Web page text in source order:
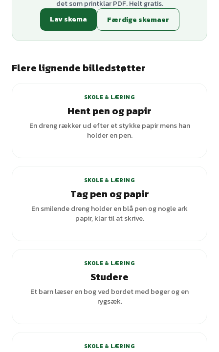
det som printklar PDF. Helt gratis.
Lav skema
Færdige skemaer
Flere lignende billedstøtter
SKOLE & LÆRING
Hent pen og papir
En dreng rækker ud efter et stykke papir mens han
holder en pen.
SKOLE & LÆRING
Tag pen og papir
En smilende dreng holder en blå pen og nogle ark
papir, klar til at skrive.
SKOLE & LÆRING
Studere
Et barn læser en bog ved bordet med bøger og en
rygsæk.
SKOLE & LÆRING